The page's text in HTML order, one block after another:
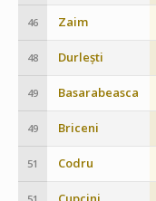
46 Zaim
48 Durlești
49 Basarabeasca
49 Briceni
51 Codru